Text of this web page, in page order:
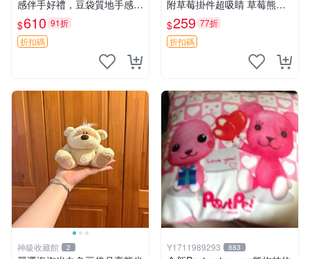
感伴手好禮，豆袋質地手感
佳，抱枕小熊 recom 推薦 白
色豆袋 玩具
$610 91折
折扣碼
附草莓掛件超吸睛 草莓熊手
提包 草莓掛件 可愛portunes
e
$259 77折
折扣碼
神級收藏館 2 Y1711989293 883